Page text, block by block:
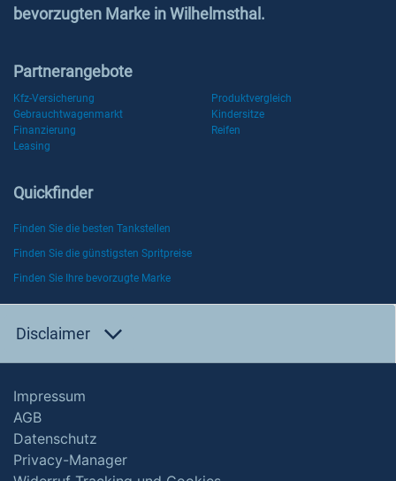
bevorzugten Marke in Wilhelmsthal.
Partnerangebote
Kfz-Versicherung
Produktvergleich
Gebrauchtwagenmarkt
Kindersitze
Finanzierung
Reifen
Leasing
Quickfinder
Finden Sie die besten Tankstellen
Finden Sie die günstigsten Spritpreise
Finden Sie Ihre bevorzugte Marke
Disclaimer
Impressum
AGB
Datenschutz
Privacy-Manager